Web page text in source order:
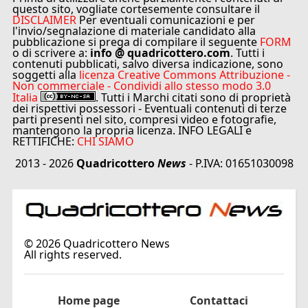
questo sito, vogliate cortesemente consultare il
DISCLAIMER Per eventuali comunicazioni e per
l'invio/segnalazione di materiale candidato alla
pubblicazione si prega di compilare il seguente FORM
o di scrivere a: info @ quadricottero.com. Tutti i
contenuti pubblicati, salvo diversa indicazione, sono
soggetti alla licenza Creative Commons Attribuzione -
Non commerciale - Condividi allo stesso modo 3.0
Italia . Tutti i Marchi citati sono di proprietà
dei rispettivi possessori - Eventuali contenuti di terze
parti presenti nel sito, compresi video e fotografie,
mantengono la propria licenza. INFO LEGALI e
RETTIFICHE: CHI SIAMO
2013 - 2026 QuadricotteroNews - P.IVA: 01651030098
©2026Quadricottero News
All rights reserved.
Home page Contattaci